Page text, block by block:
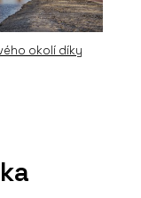
okolí díky